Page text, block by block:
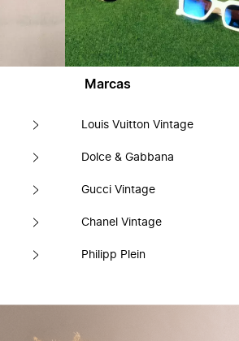
Marcas
Louis Vuitton Vintage
Dolce & Gabbana
Gucci Vintage
Chanel Vintage
Philipp Plein